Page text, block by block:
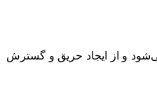
و از ایجاد حریق و گسترش